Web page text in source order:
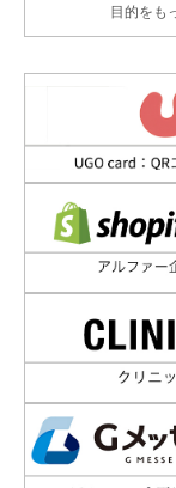
目的をも